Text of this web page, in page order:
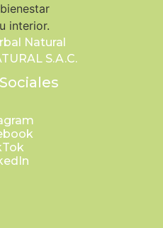
Natural
S.A.C.